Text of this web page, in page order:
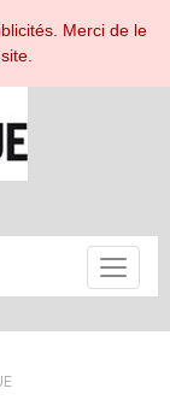
Toggle
Merci de le